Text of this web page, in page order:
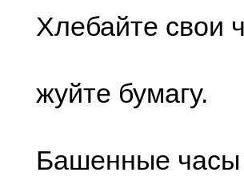
Хлебайте свои
жуйте бумагу.
Башенные часы